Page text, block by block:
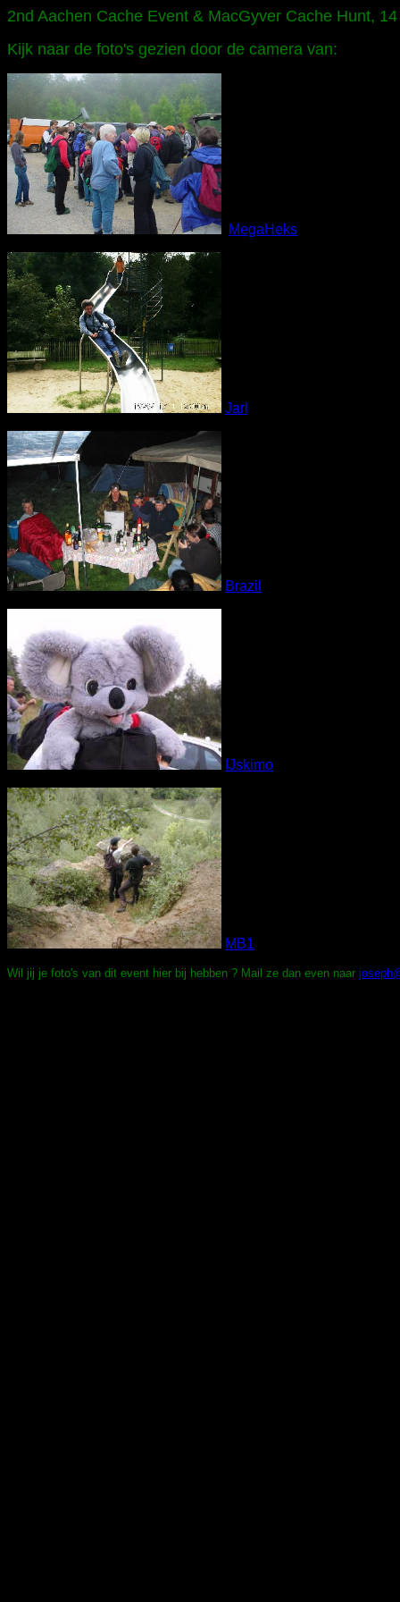
2nd Aachen Cache Event & MacGyver Cache Hunt,
Kijk naar de foto's gezien door de camera van:
MegaHeks
Jarl
Brazil
IJskimo
MB1
Wil jij je foto's van dit event hier bij hebben ? Mail ze dan even naar